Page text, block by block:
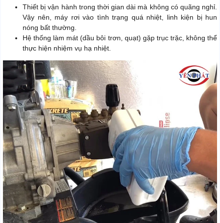
Thiết bị vận hành trong thời gian dài mà không có quãng nghỉ.
Vậy nên, máy rơi vào tình trạng quá nhiệt, linh kiện bị hun
nóng bất thường.
Hệ thống làm mát (dầu bôi trơn, quạt) gặp trục trặc, không thể
thực hiện nhiệm vụ hạ nhiệt.